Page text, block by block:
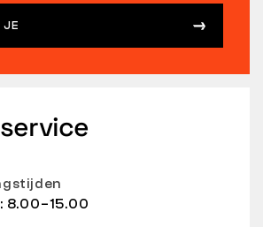
JE
8.00–15.00